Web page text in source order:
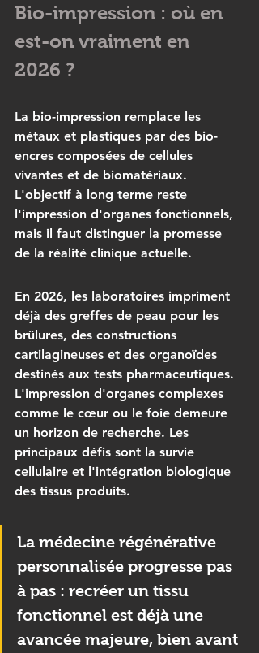
Bio-impression : où en
est-on vraiment en
2026 ?
La bio-impression remplace les
métaux et plastiques par des bio-
encres composées de cellules
vivantes et de biomatériaux.
L'objectif à long terme reste
l'impression d'organes fonctionnels,
mais il faut distinguer la promesse
de la réalité clinique actuelle.
En 2026, les laboratoires impriment
déjà des greffes de peau pour les
brûlures, des constructions
cartilagineuses et des organoïdes
destinés aux tests pharmaceutiques.
L'impression d'organes complexes
comme le cœur ou le foie demeure
un horizon de recherche. Les
principaux défis sont la survie
cellulaire et l'intégration biologique
des tissus produits.
La médecine régénérative
personnalisée progresse pas
à pas : recréer un tissu
fonctionnel est déjà une
avancée majeure, bien avant